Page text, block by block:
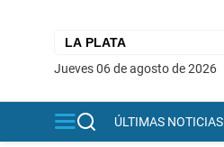
jueves 06 de agosto de 2026
ÚLTIMAS NOTICIAS